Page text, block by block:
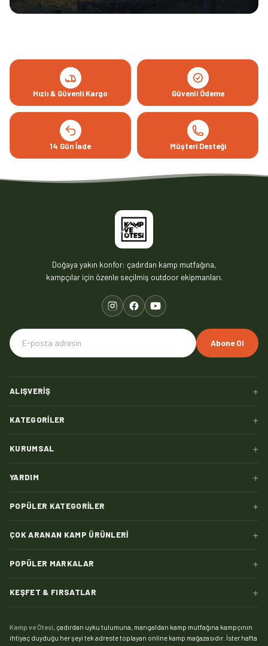
Hızlı & Güvenli Kargo Güvenli Ödeme
14 Gün İade Müşteri Desteği
Doğaya yakın konfor: çadırdan kamp mutfağına,
kampçılar için özenle seçilmiş outdoor ekipmanları.
Abone Ol
ALIŞVERIŞ +
KATEGORILER +
KURUMSAL +
YARDIM +
POPÜLER KATEGORILER +
ÇOK ARANAN KAMP ÜRÜNLERI +
POPÜLER MARKALAR +
KEŞFET & FIRSATLAR +
Kamp ve Ötesi , çadırdan uyku tulumuna, mangaldan kamp mutfağına kampçının
ihtiyaç duyduğu her şeyi tek adreste toplayan online kamp mağazasıdır. İster hafta